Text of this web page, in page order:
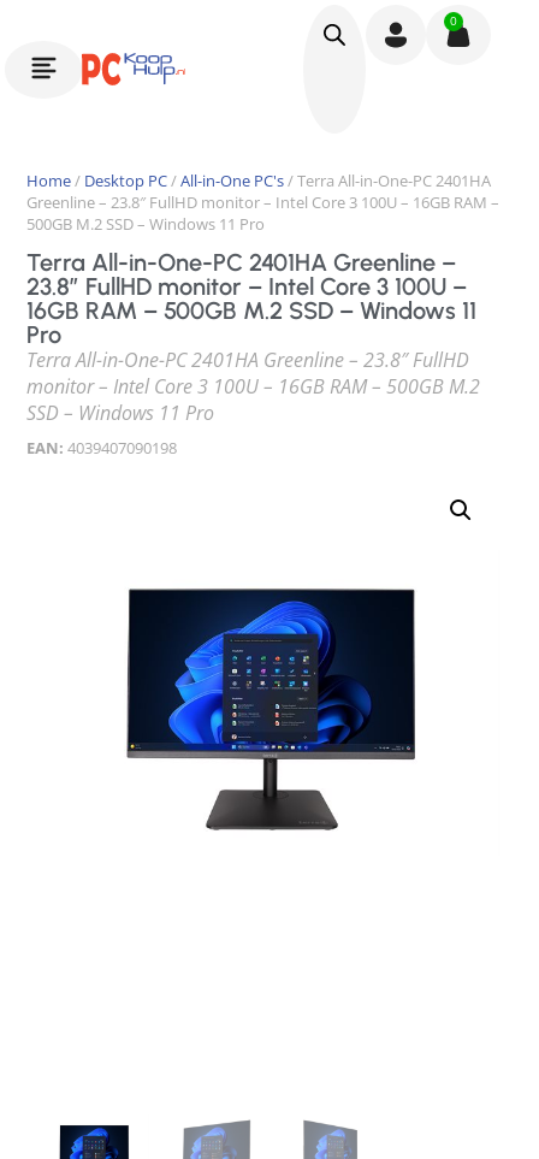
0
Home/ Desktop PC/All-in-One PC's/ Terra All-in-One-PC 2401HA
Greenline – 23.8″ FullHD monitor – Intel Core 3 100U – 16GB RAM –
500GB M.2 SSD – Windows 11 Pro
Terra All-in-One-PC 2401HA Greenline –
23.8″ FullHD monitor – Intel Core 3 100U –
16GB RAM – 500GB M.2 SSD – Windows 11
Pro
Terra All-in-One-PC 2401HA Greenline – 23.8″ FullHD
monitor – Intel Core 3 100U – 16GB RAM – 500GB M.2
SSD – Windows 11 Pro
EAN: 4039407090198